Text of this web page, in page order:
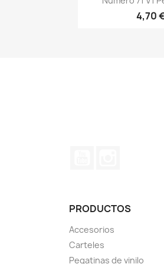
4,70
PRODUCTOS
Accesorios
Carteles
Pegatinas de vinilo